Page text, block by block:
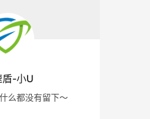
盾-小U
么都没有留下～